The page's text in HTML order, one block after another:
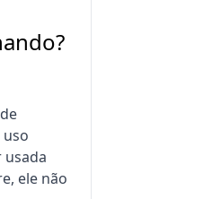
usada
ele não